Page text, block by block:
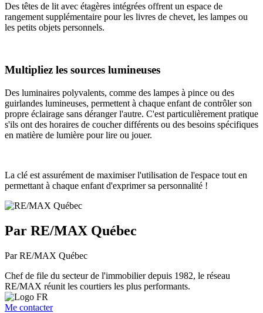
Des têtes de lit avec étagères intégrées offrent un espace de
rangement supplémentaire pour les livres de chevet, les lampes ou
les petits objets personnels.
Multipliez les sources lumineuses
Des luminaires polyvalents, comme des lampes à pince ou des
guirlandes lumineuses, permettent à chaque enfant de contrôler son
propre éclairage sans déranger l'autre. C'est particulièrement pratique
s'ils ont des horaires de coucher différents ou des besoins spécifiques
en matière de lumière pour lire ou jouer.
La clé est assurément de maximiser l'utilisation de l'espace tout en
permettant à chaque enfant d'exprimer sa personnalité !
Par RE/MAX Québec
Par RE/MAX Québec
Chef de file du secteur de l'immobilier depuis 1982, le réseau
RE/MAX réunit les courtiers les plus performants.
Me contacter